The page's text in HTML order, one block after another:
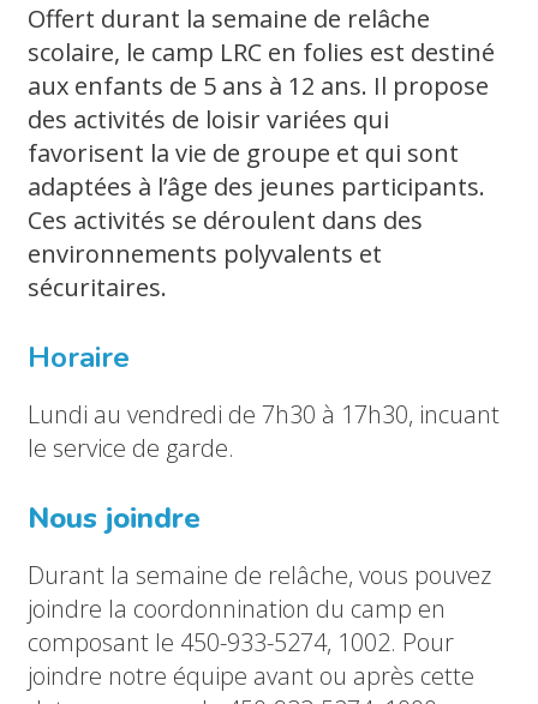
Offert durant la semaine de relâche
scolaire, le camp LRC en folies est destiné
aux enfants de 5 ans à 12 ans. Il propose
des activités de loisir variées qui
favorisent la vie de groupe et qui sont
adaptées à l’âge des jeunes participants.
Ces activités se déroulent dans des
environnements polyvalents et
sécuritaires.
Horaire
Lundi au vendredi de 7h30 à 17h30, incuant
le service de garde.
Nous joindre
Durant la semaine de relâche, vous pouvez
joindre la coordonnination du camp en
composant le 450-933-5274, 1002. Pour
joindre notre équipe avant ou après cette